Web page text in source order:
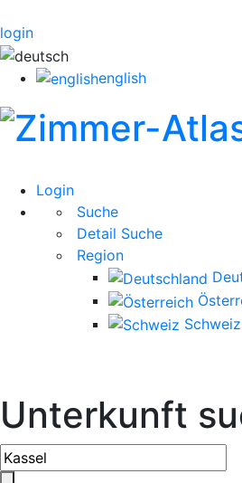
login
english
Login
Suche
Detail Suche
Region
Schweiz
Unterkunft